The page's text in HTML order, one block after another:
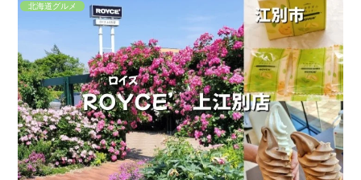
北海道グルメ